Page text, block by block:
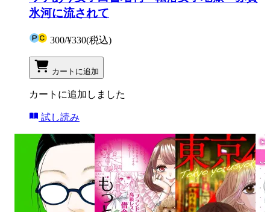
氷河に流されて
300/¥330(税込)
カートに追加
カートに追加しました
試し読み